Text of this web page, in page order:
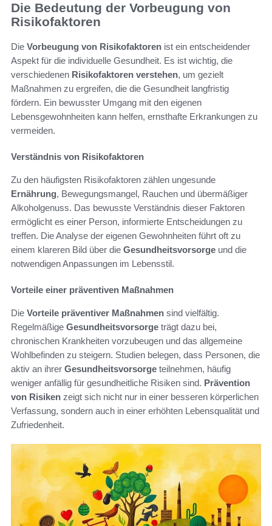
Die Bedeutung der Vorbeugung von
Risikofaktoren
Die Vorbeugung von Risikofaktoren ist ein entscheidender
Aspekt für die individuelle Gesundheit. Es ist wichtig, die
verschiedenen Risikofaktoren verstehen, um gezielt
Maßnahmen zu ergreifen, die die Gesundheit langfristig
fördern. Ein bewusster Umgang mit den eigenen
Lebensgewohnheiten kann helfen, ernsthafte Erkrankungen zu
vermeiden.
Verständnis von Risikofaktoren
Zu den häufigsten Risikofaktoren zählen ungesunde
Ernährung, Bewegungsmangel, Rauchen und übermäßiger
Alkoholgenuss. Das bewusste Verständnis dieser Faktoren
ermöglicht es einer Person, informierte Entscheidungen zu
treffen. Die Analyse der eigenen Gewohnheiten führt oft zu
einem klareren Bild über die Gesundheitsvorsorge und die
notwendigen Anpassungen im Lebensstil.
Vorteile einer präventiven Maßnahmen
Die Vorteile präventiver Maßnahmen sind vielfältig.
Regelmäßige Gesundheitsvorsorge trägt dazu bei,
chronischen Krankheiten vorzubeugen und das allgemeine
Wohlbefinden zu steigern. Studien belegen, dass Personen, die
aktiv an ihrer Gesundheitsvorsorge teilnehmen, häufig
weniger anfällig für gesundheitliche Risiken sind. Prävention
von Risiken zeigt sich nicht nur in einer besseren körperlichen
Verfassung, sondern auch in einer erhöhten Lebensqualität und
Zufriedenheit.